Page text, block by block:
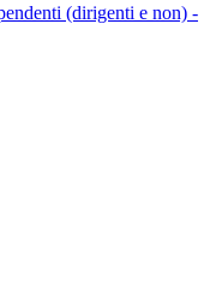
(dirigenti e non) -